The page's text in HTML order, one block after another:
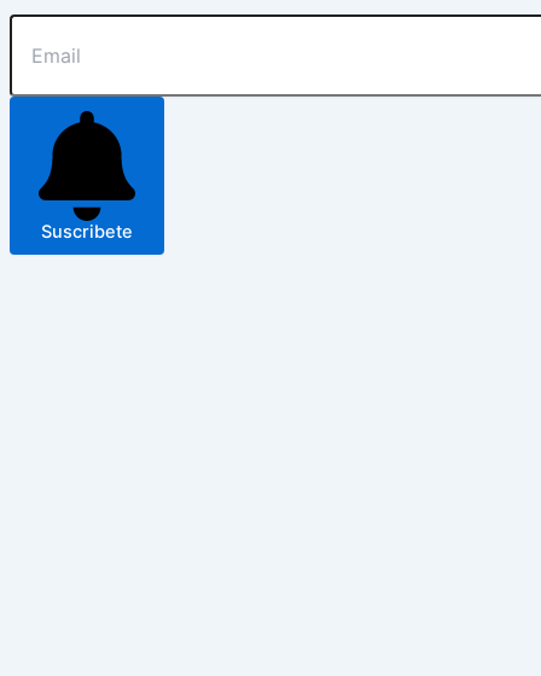
Suscribete